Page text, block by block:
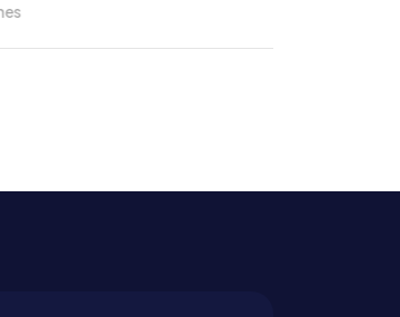
il y a 2 semaines